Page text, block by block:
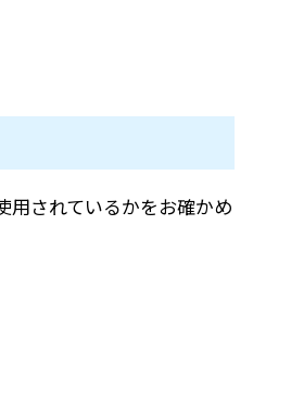
用されているかをお確かめ